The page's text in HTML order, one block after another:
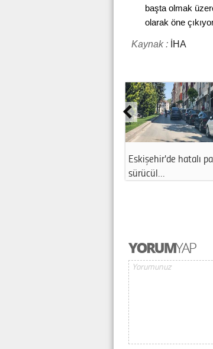
başta olmak
olarak öne
Kaynak : İHA
Bunaltan sıcaklar
sürdürüy…